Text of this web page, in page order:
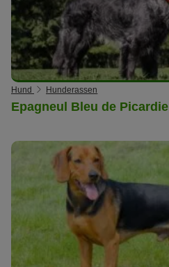
Hund Hunderassen
Epagneul Bleu de Picardie